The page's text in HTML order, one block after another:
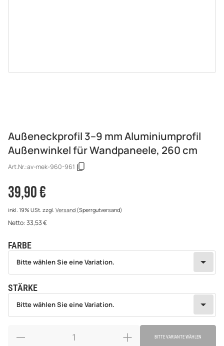
Außeneckprofil 3–9 mm Aluminiumprofil
Außenwinkel für Wandpaneele, 260 cm
Art.Nr.:av-mek-960-961
39,90 €
inkl. 19% USt. zzgl. Versand (Sperrgutversand)
Netto:33,53 €
FARBE
wählen
Bitte wählen Sie eine Variation.
STÄRKE
wählen
Bitte wählen Sie eine Variation.
BITTE VARIANTE WÄHLEN